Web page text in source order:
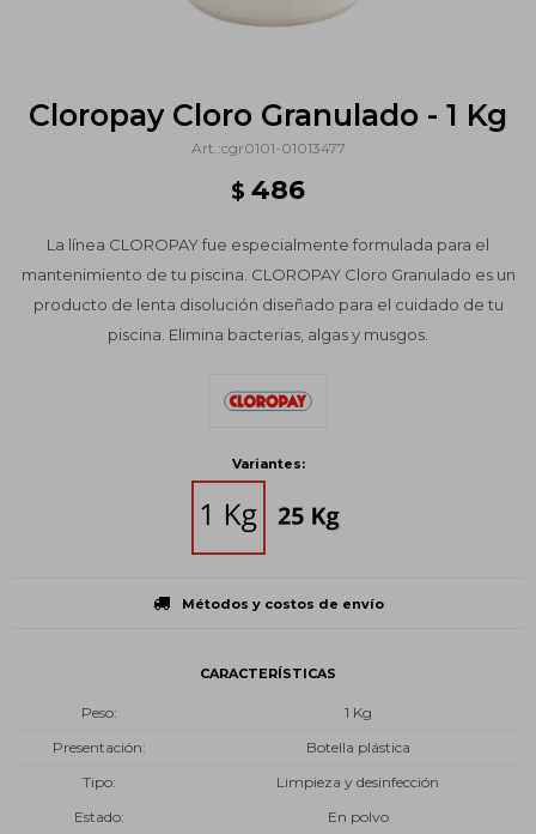
Cloropay Cloro Granulado - 1 Kg
cgr0101-01013477
$ 486
La línea CLOROPAY fue especialmente formulada para el
mantenimiento de tu piscina. CLOROPAY Cloro Granulado es un
producto de lenta disolución diseñado para el cuidado de tu
piscina. Elimina bacterias, algas y musgos.
Variantes:
Métodos y costos de envío
CARACTERÍSTICAS
Peso
1 Kg
Presentación
Botella plástica
Tipo
Limpieza y desinfección
Estado
En polvo